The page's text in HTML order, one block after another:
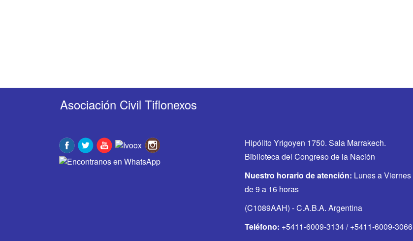
Asociación Civil Tiflonexos
Hipólito Yrigoyen 1750. Sala Marrakech.
Biblioteca del Congreso de la Nación
Nuestro horario de atención: Lunes a Viernes
de 9 a 16 horas
(C1089AAH) - C.A.B.A. Argentina
Teléfono: +5411-6009-3134 / +5411-6009-3066